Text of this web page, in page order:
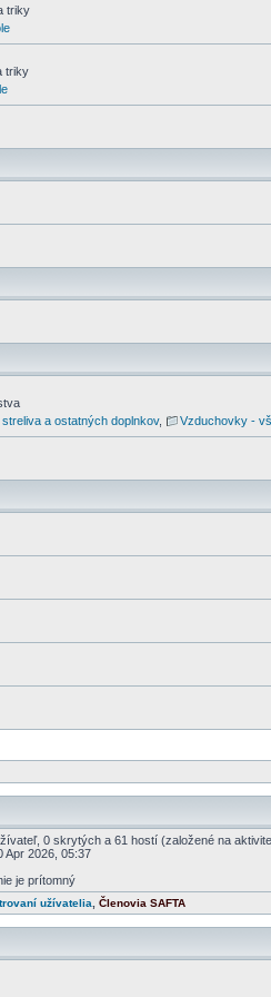
triky
triky
a ostatných doplnkov, Vzduchovky -
0 skrytých a 61 hostí (založené na
Apr 2026, 05:37
je prítomný
užívatelia Členovia SAFTA